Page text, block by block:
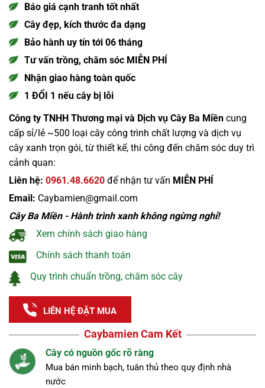
Báo giá cạnh tranh tốt nhất
Cây đẹp, kích thước đa dạng
Bảo hành uy tín tới 06 tháng
Tư vấn trồng, chăm sóc MIỄN PHÍ
Nhận giao hàng toàn quốc
1 ĐỔI 1 nếu cây bị lỗi
Công ty TNHH Thương mại và Dịch vụ Cây Ba Miền cung
cấp sỉ/lẻ ~500 loại cây công trình chất lượng và dịch vụ
cây xanh trọn gói, từ thiết kế, thi công đến chăm sóc duy trì
cảnh quan:
Liên hệ: 0961.48.6620 để nhận tư vấn MIỄN PHÍ
Email: Caybamien@gmail.com
Cây Ba Miền - Hành trình xanh không ngừng nghỉ!
Xem chính sách giao hàng
Chính sách thanh toán
Quy trình chuẩn trồng, chăm sóc cây
LIÊN HỆ ĐẶT MUA
Caybamien Cam Kết
Nguồn cây tuyển chọn
Cây khỏe, đẹp, không sâu bệnh được lựa chọn kĩ
càng.